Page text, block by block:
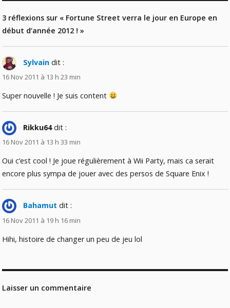
3 réflexions sur « Fortune Street verra le jour en Europe en
début d’année 2012 ! »
Sylvain dit :
16 Nov 2011 à 13 h 23 min
Super nouvelle ! Je suis content
Rikku64 dit :
16 Nov 2011 à 13 h 33 min
Oui c’est cool ! Je joue régulièrement à Wii Party, mais ca serait
encore plus sympa de jouer avec des persos de Square Enix !
Bahamut dit :
16 Nov 2011 à 19 h 16 min
Hihi, histoire de changer un peu de jeu lol
Laisser un commentaire